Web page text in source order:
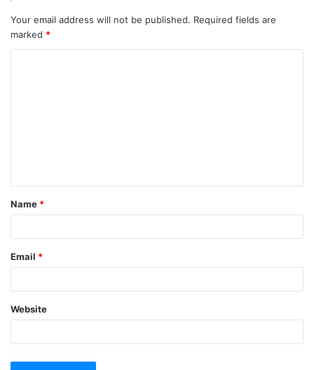
Your email address will not be published. Required fields are
marked *
t
*
Name *
Email *
Website